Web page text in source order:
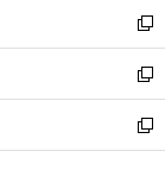
く
で
開
く
ド
ウ
で
開
く
ィ
ン
ド
ウ
で
開
い
ウ
ィ
ン
ド
ウ
新
し
い
ウ
ィ
ン
新
し
い
ウ
新
し